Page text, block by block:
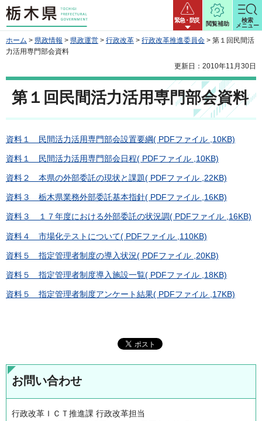
栃木県 緊急・防災
閲覧補助
検索
メニュー
ホーム > 県政情報 > 県政運営 > 行政改革 > 行政改革推進委員会 > 第１回民間活
力活用専門部会資料
更新日：2010年11月30日
第１回民間活力活用専門部会資料
資料１ 民間活力活用専門部会設置要綱( PDFファイル ,10KB)
資料１ 民間活力活用専門部会日程( PDFファイル ,10KB)
資料２ 本県の外部委託の現状と課題( PDFファイル ,22KB)
資料３ 栃木県業務外部委託基本指針( PDFファイル ,16KB)
資料３ １７年度における外部委託の状況調( PDFファイル ,16KB)
資料４ 市場化テストについて( PDFファイル ,110KB)
資料５ 指定管理者制度の導入状況( PDFファイル ,20KB)
資料５ 指定管理者制度導入施設一覧( PDFファイル ,18KB)
資料５ 指定管理者制度アンケート結果( PDFファイル ,17KB)
お問い合わせ
行政改革ＩＣＴ推進課 行政改革担当